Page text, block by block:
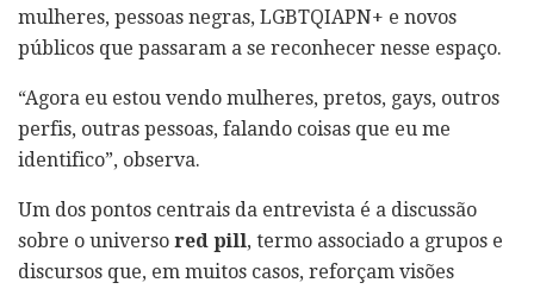
mulheres, pessoas negras, LGBTQIAPN+ e novos
públicos que passaram a se reconhecer nesse espaço.
“Agora eu estou vendo mulheres, pretos, gays, outros
perfis, outras pessoas, falando coisas que eu me
identifico”, observa.
Um dos pontos centrais da entrevista é a discussão
sobre o universo red pill, termo associado a grupos e
discursos que, em muitos casos, reforçam visões